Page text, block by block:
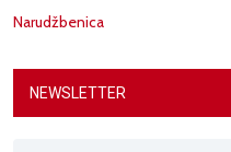
Narudžbenica
NEWSLETTER